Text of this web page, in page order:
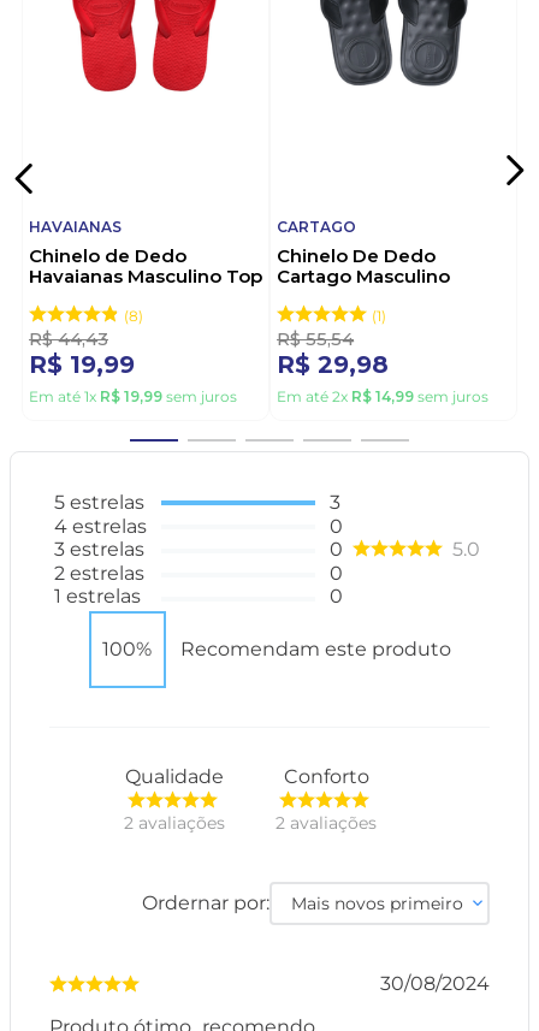
HAVAIANAS
Chinelo de Dedo
Havaianas Masculino Top
8
R$ 44,43
R$ 19,99
Em até 1x R$ 19,99 sem juros
CARTAGO
Chinelo De Dedo
Cartago Masculino
Cinza
1
R$ 55,54
R$ 29,98
Em até 2x R$ 14,99 sem juros
5 estrelas
4 estrelas
3 estrelas
2 estrelas
1 estrelas
3
0
0
0
0
5.0
100% Recomendam este produto
Qualidade
2 avaliações
Conforto
2 avaliações
Ordernar por: Mais novos primeiro
30/08/2024
Produto ótimo...recomendo